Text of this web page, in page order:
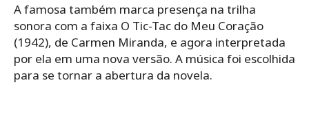
A famosa também marca presença na trilha
sonora com a faixa O Tic-Tac do Meu Coração
(1942), de Carmen Miranda, e agora interpretada
por ela em uma nova versão. A música foi escolhida
para se tornar a abertura da novela.